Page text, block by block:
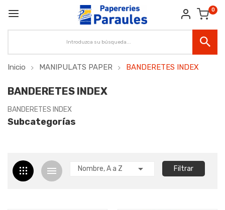
0
Inicio MANIPULATS PAPER BANDERETES INDEX
BANDERETES INDEX
BANDERETES INDEX
Subcategorías
Nombre, A a Z  Filtrar